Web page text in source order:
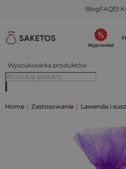
BlogFAQ
Wyszukiwarka produktów
Wyprzedaż
Home | Zastosowanie | Lawenda i